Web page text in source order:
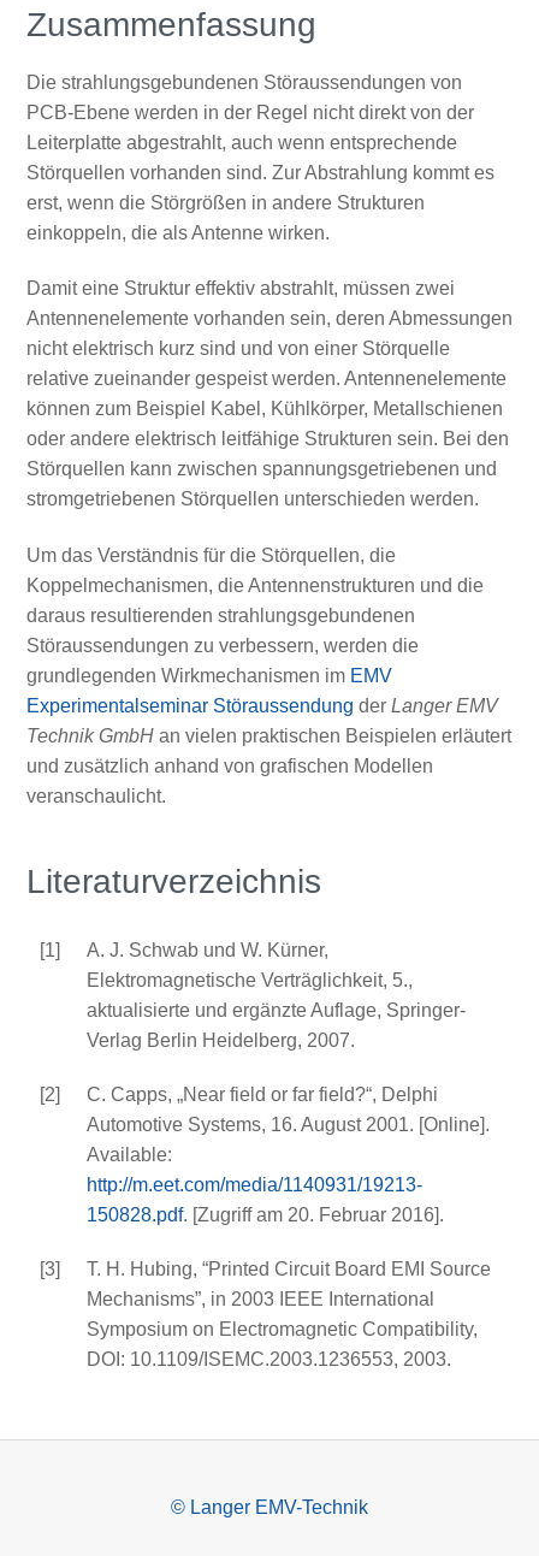
Zusammenfassung
Die strahlungsgebundenen Störaussendungen von
PCB-Ebene werden in der Regel nicht direkt von der
Leiterplatte abgestrahlt, auch wenn entsprechende
Störquellen vorhanden sind. Zur Abstrahlung kommt es
erst, wenn die Störgrößen in andere Strukturen
einkoppeln, die als Antenne wirken.
Damit eine Struktur effektiv abstrahlt, müssen zwei
Antennenelemente vorhanden sein, deren Abmessungen
nicht elektrisch kurz sind und von einer Störquelle
relative zueinander gespeist werden. Antennenelemente
können zum Beispiel Kabel, Kühlkörper, Metallschienen
oder andere elektrisch leitfähige Strukturen sein. Bei den
Störquellen kann zwischen spannungsgetriebenen und
stromgetriebenen Störquellen unterschieden werden.
Um das Verständnis für die Störquellen, die
Koppelmechanismen, die Antennenstrukturen und die
daraus resultierenden strahlungsgebundenen
Störaussendungen zu verbessern, werden die
grundlegenden Wirkmechanismen im EMV
Experimentalseminar Störaussendung der Langer EMV
Technik GmbHan vielen praktischen Beispielen erläutert
und zusätzlich anhand von grafischen Modellen
veranschaulicht.
Literaturverzeichnis
[1]
A. J. Schwab und W. Kürner,
Elektromagnetische Verträglichkeit, 5.,
aktualisierte und ergänzte Auflage, Springer-
Verlag Berlin Heidelberg, 2007.
[2]
C. Capps, „Near field or far field?“, Delphi
Automotive Systems, 16. August 2001. [Online].
Available:
http://m.eet.com/media/1140931/19213-
150828.pdf. [Zugriff am 20. Februar 2016].
[3]
T. H. Hubing, “Printed Circuit Board EMI Source
Mechanisms”, in 2003 IEEE International
Symposium on Electromagnetic Compatibility,
DOI: 10.1109/ISEMC.2003.1236553, 2003.
© Langer EMV-Technik